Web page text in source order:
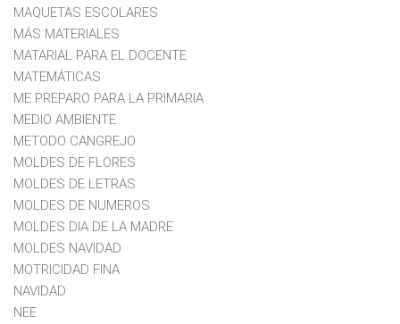
MAQUETAS ESCOLARES
MÁS MATERIALES
MATARIAL PARA EL DOCENTE
MATEMÁTICAS
ME PREPARO PARA LA PRIMARIA
MEDIO AMBIENTE
METODO CANGREJO
MOLDES DE FLORES
MOLDES DE LETRAS
MOLDES DE NUMEROS
MOLDES DIA DE LA MADRE
MOLDES NAVIDAD
MOTRICIDAD FINA
NAVIDAD
NEE